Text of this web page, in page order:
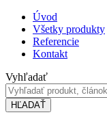
Preskočiť
obsah
Úvod
Všetky produkty
Referencie
Kontakt
Vyhľadať
HĽADAŤ